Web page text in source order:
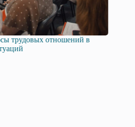
независимых
сотрудничество